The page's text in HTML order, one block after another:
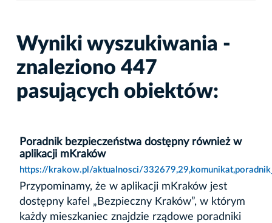
Wyniki wyszukiwania -
znaleziono 447
pasujących obiektów:
Poradnik bezpieczeństwa dostępny również w
aplikacji mKraków
https://krakow.pl/aktualnosci/
Przypominamy, że w aplikacji mKraków jest
dostępny kafel „Bezpieczny Kraków”, w którym
każdy mieszkaniec znajdzie rządowe poradniki